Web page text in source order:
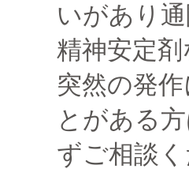
いがあり
精神安定
突然の発
とがある
ずご相談く